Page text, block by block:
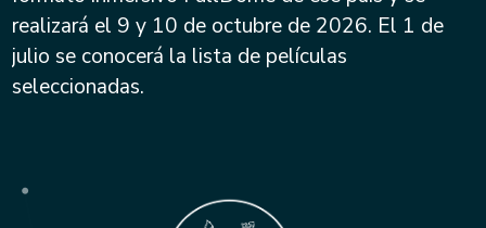
realizará el 9 y 10 de octubre de 2026. El 1 de
julio se conocerá la lista de películas
seleccionadas.